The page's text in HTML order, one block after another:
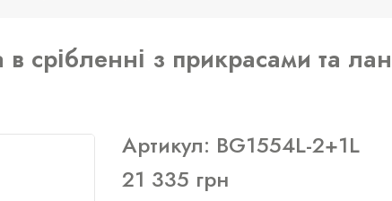
в срібленні з прикрасами та
Артикул: BG1554L-2+1L
21 335 грн